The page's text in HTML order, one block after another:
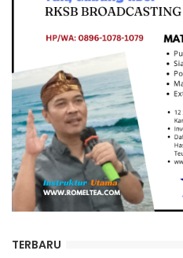
TERBARU